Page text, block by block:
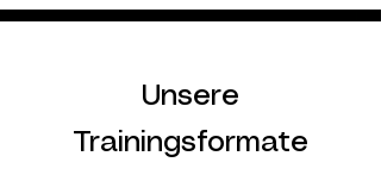
Unsere
Trainingsformate